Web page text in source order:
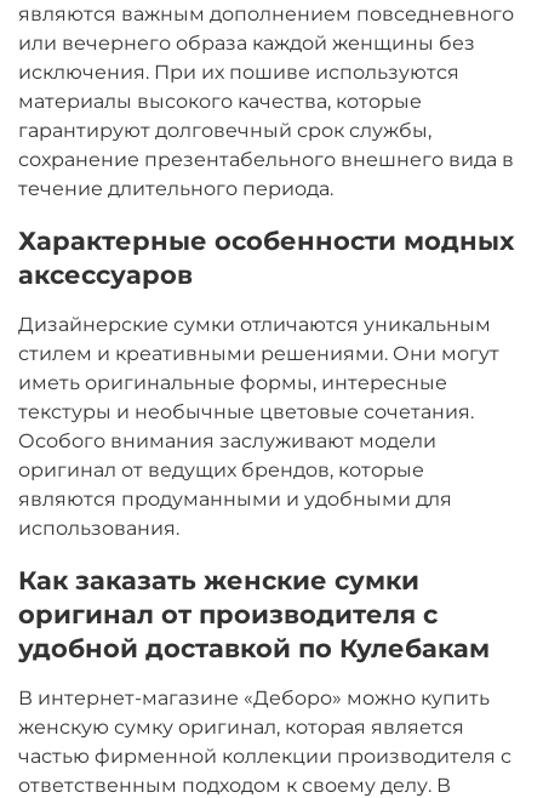
являются важным дополнением повседневного
или вечернего образа каждой женщины без
исключения. При их пошиве используются
материалы высокого качества, которые
гарантируют долговечный срок службы,
сохранение презентабельного внешнего вида в
течение длительного периода.
Характерные особенности модных
аксессуаров
Дизайнерские сумки отличаются уникальным
стилем и креативными решениями. Они могут
иметь оригинальные формы, интересные
текстуры и необычные цветовые сочетания.
Особого внимания заслуживают модели
оригинал от ведущих брендов, которые
являются продуманными и удобными для
использования.
Как заказать женские сумки
оригинал от производителя с
удобной доставкой по Кулебакам
В интернет-магазине «Деборо» можно купить
женскую сумку оригинал, которая является
частью фирменной коллекции производителя с
ответственным подходом к своему делу. В